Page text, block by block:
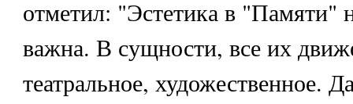
отметил: "Эстетика в "Памяти"
важна. В сущности, все их
театральное, художественное.